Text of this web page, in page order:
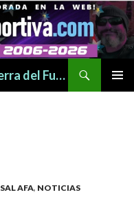
LaBestiaDeportiva.com, de Tierra del Fuego para todo el mundo
AFA, NOTICIAS